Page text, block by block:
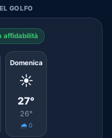
GOLFO
affidabilità
Domenica
☀️
27°
26°
🌧️ 0